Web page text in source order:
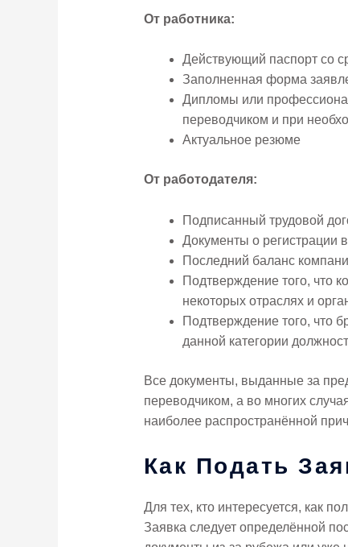
От работника:
Действующий паспорт со
Заполненная форма
Дипломы или
переводчиком и при
Актуальное резюме
От работодателя:
Подписанный трудовой
Документы о регистрации
Последний баланс
Подтверждение того, что
некоторых отраслях и
Подтверждение того, что
данной категории
Все документы, выданные за
переводчиком, а во многих
наиболее распространённой
Как Подать
Для тех, кто интересуется, как
Заявка следует определённой